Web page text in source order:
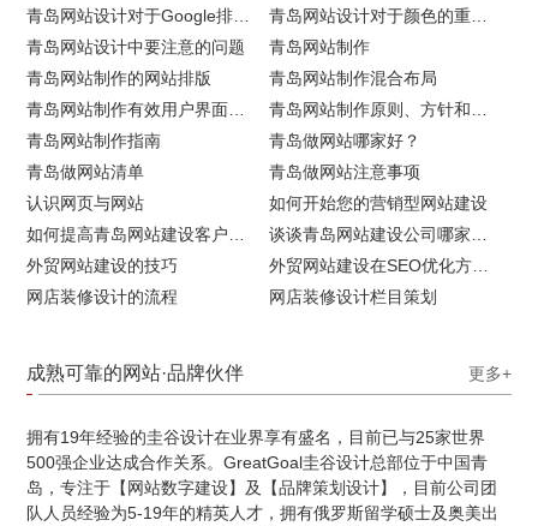
青岛网站设计中要注意的问题
青岛网站制作
青岛网站制作的网站排版
青岛网站制作混合布局
青岛网站制作指南
青岛做网站哪家好？
青岛做网站清单
青岛做网站注意事项
认识网页与网站
如何开始您的营销型网站建设
外贸网站建设的技巧
网店装修设计的流程
网店装修设计栏目策划
成熟可靠的网站·品牌伙伴 更多+
拥有19年经验的圭谷设计在业界享有盛名，目前已与25家世界
500强企业达成合作关系。GreatGoal圭谷设计总部位于中国青
岛，专注于【网站数字建设】及【品牌策划设计】，目前公司团
队人员经验为5-19年的精英人才，拥有俄罗斯留学硕士及奥美出